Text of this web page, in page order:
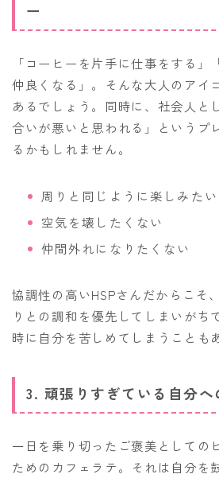
ー
「コーヒーを片手に仕事をする」
仲良くなる」。そんな大人のアイ
あるでしょう。同時に、社会人と
合いが悪いと思われる」というプ
るかもしれません。
周りと同じように楽しみたい
空気を壊したくない
仲間外れになりたくない
協調性の高いHSPさんだからこそ
りとの調和を優先してしまいがち
時に自分を苦しめてしまうことも
3. 頑張りすぎている自分へ
一日を乗り切ったご褒美としての
ためのカフェラテ。それは自分を